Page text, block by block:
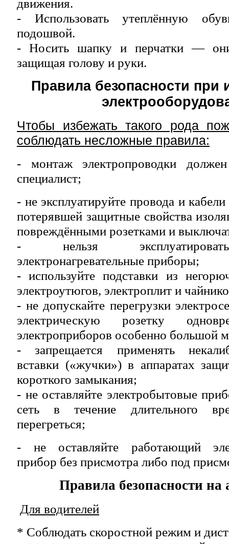
движения.
- Использовать утеплённую
подошвой.
- Носить шапку и перчатки —
защищая голову и руки.
Правила безопасности при
Чтобы избежать такого рода
соблюдать несложные правила:
- монтаж электропроводки
специалист;
- не эксплуатируйте провода и
потерявшей защитные свойства
повреждёнными розетками и
- нельзя
электронагревательные приборы;
- используйте подставки из
электроутюгов, электроплит и
- не допускайте перегрузки
электрическую розетку
электроприборов особенно большой
- запрещается применять
вставки («жучки») в аппаратах
короткого замыкания;
- не оставляйте электробытовые
сеть в течение длительного
перегреться;
- не оставляйте работающий
прибор без присмотра либо под
Правила безопасности на
Для водителей
* Соблюдать скоростной режим и